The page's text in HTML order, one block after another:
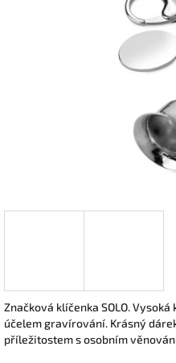
Značková klíčenka SOLO.
účelem gravírování. Krásný
příležitostem s osobním